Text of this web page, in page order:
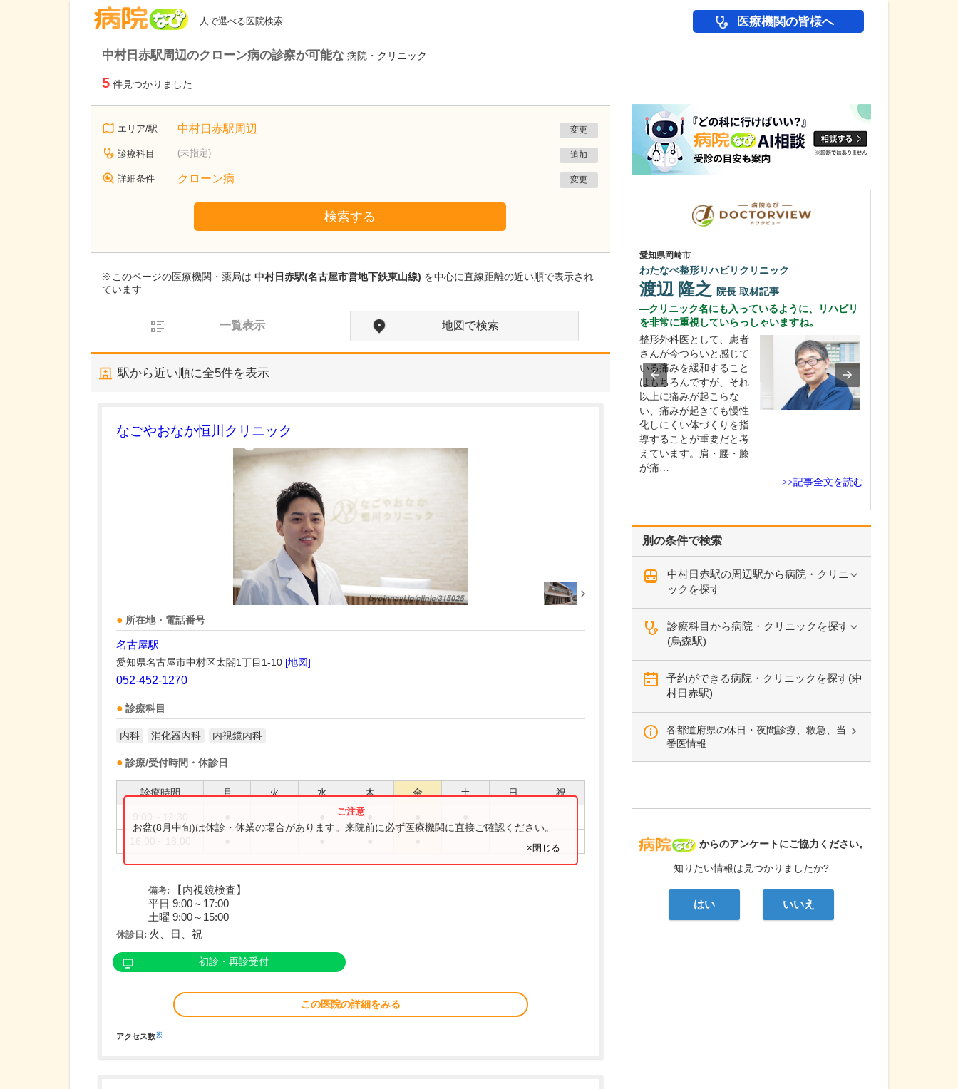
人で選べる医院検索 医療機関の皆様へ
中村日赤駅周辺のクローン病の診察が可能な 病院・クリニック
5 件見つかりました
エリア/駅 中村日赤駅周辺 変更
診療科目 (未指定) 追加
詳細条件 クローン病 変更
検索する
※このページの医療機関・薬局は 中村日赤駅(名古屋市営地下鉄東山線) を中心に直線距離の近い順で表示され
ています
一覧表示 地図で検索
駅から近い順に全5件を表示
なごやおなか恒川クリニック
所在地・電話番号
名古屋駅
愛知県名古屋市中村区太閤1丁目1-10 [地図]
052-452-1270
診療科目
内科 消化器内科 内視鏡内科
診療/受付時間・休診日
診療時間 月 火 水 木 金 土 日 祝
お盆(8月中旬)は休診・休業の場合があります。来院前に必ず医療機関に直接ご確認ください。
×閉じる
備考:
【内視鏡検査】
平日 9:00～17:00
土曜 9:00～15:00
休診日: 火、日、祝
初診・再診受付
この医院の詳細をみる
アクセス数※
別の条件で検索
中村日赤駅の周辺駅から病院・クリニ
ックを探す
診療科目から病院・クリニックを探す
(烏森駅)
予約ができる病院・クリニックを探す(中
村日赤駅)
各都道府県の休日・夜間診療、救急、当
番医情報
病院なび
からのアンケートにご協力ください。
知りたい情報は見つかりましたか?
はい いいえ
愛知県岡崎市
田那村産婦人科
日々の診療において、心がけていることを教え
てください。
産科としては、生まれて
きた赤ちゃんが人生の最
フも、家族と接するとき
愛知県岡崎市
わたなべ整形リハビリクリニック
渡辺 隆之 院長 取材記事
クリニック名にも入っているように、リハビリ
を非常に重視していらっしゃいますね。
整形外科医として、患者
さんが今つらいと感じて
いる痛みを緩和すること
はもちろんですが、それ
以上に痛みが起こらな
い、痛みが起きても慢性
化しにくい体づくりを指
導することが重要だと考
えています。肩・腰・膝
が痛…
>>記事全文を読む